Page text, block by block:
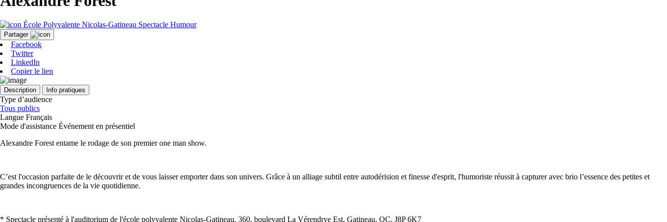
École Polyvalente Nicolas-Gatineau Spectacle Humour
Partager
Facebook
Twitter
LinkedIn
Copier le lien
Description Info pratiques
Type d’audience
Tous publics
Langue Français
Mode d'assistance Événement en présentiel
Alexandre Forest entame le rodage de son premier one man show.
C’est l'occasion parfaite de le découvrir et de vous laisser emporter dans son univers. Grâce à un alliage subtil entre autodérision et finesse d'esprit, l'humoriste réussit à capturer avec brio l’essence des petites et
grandes incongruences de la vie quotidienne.
* Spectacle présenté à l'auditorium de l'école polyvalente Nicolas-Gatineau, 360, boulevard La Vérendrye Est, Gatineau, QC, J8P 6K7